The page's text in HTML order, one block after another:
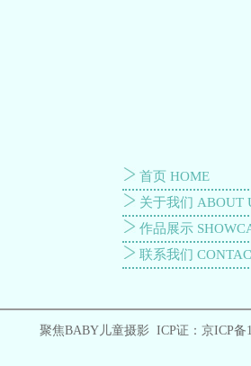
首页 HOME
关于我们 ABOUT
作品展示
联系我们
聚焦BABY儿童摄影 ICP证： 京ICP备